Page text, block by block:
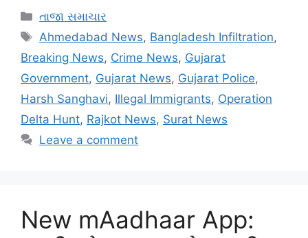
Categories
તાજા સમાચાર
Tags
Ahmedabad News, Bangladesh Infiltration,
Breaking News, Crime News, Gujarat
Government, Gujarat News, Gujarat Police,
Harsh Sanghavi, Illegal Immigrants, Operation
Delta Hunt, Rajkot News, Surat News
Leave a comment
New mAadhaar App: